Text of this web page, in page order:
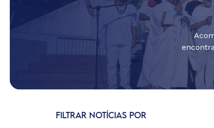
FILTRAR NOTÍCIAS POR